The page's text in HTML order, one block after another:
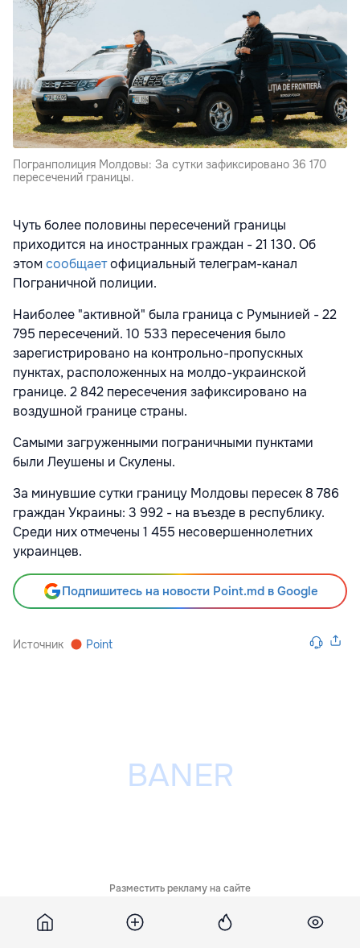
Погранполиция Молдовы: За сутки зафиксировано 36 170
пересечений границы.
Чуть более половины пересечений границы
приходится на иностранных граждан - 21 130. Об
этомсообщаетофициальный телеграм-канал
Пограничной полиции.
Наиболее "активной" была граница с Румынией - 22
795 пересечений. 10 533 пересечения было
зарегистрировано на контрольно-пропускных
пунктах, расположенных на молдо-украинской
границе. 2 842 пересечения зафиксировано на
воздушной границе страны.
Самыми загруженными пограничными пунктами
были Леушены и Скулены.
За минувшие сутки границу Молдовы пересек 8 786
граждан Украины: 3 992 - на въезде в республику.
Среди них отмечены 1 455 несовершеннолетних
украинцев.
Подпишитесь на новости Point.md в Google
Источник Point
Разместить рекламу на сайте